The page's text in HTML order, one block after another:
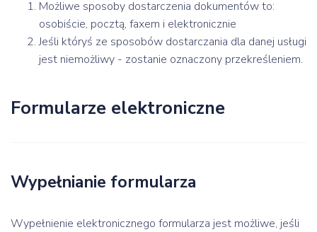
Możliwe sposoby dostarczenia dokumentów to:
osobiście, pocztą, faxem i elektronicznie
Jeśli któryś ze sposobów dostarczania dla danej usługi
jest niemożliwy - zostanie oznaczony przekreśleniem.
Formularze elektroniczne
Wypełnianie formularza
Wypełnienie elektronicznego formularza jest możliwe, jeśli